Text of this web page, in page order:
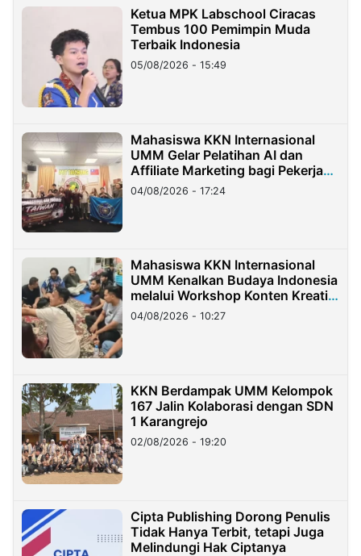
Ketua MPK Labschool Ciracas
Tembus 100 Pemimpin Muda
Terbaik Indonesia
05/08/2026 - 15:49
Mahasiswa KKN Internasional
UMM Gelar Pelatihan AI dan
Affiliate Marketing bagi Pekerja
Migran Indonesia di Taiwan
04/08/2026 - 17:24
Mahasiswa KKN Internasional
UMM Kenalkan Budaya Indonesia
melalui Workshop Konten Kreatif
di Taiwan
04/08/2026 - 10:27
KKN Berdampak UMM Kelompok
167 Jalin Kolaborasi dengan SDN
1 Karangrejo
02/08/2026 - 19:20
Cipta Publishing Dorong Penulis
Tidak Hanya Terbit, tetapi Juga
Melindungi Hak Ciptanya